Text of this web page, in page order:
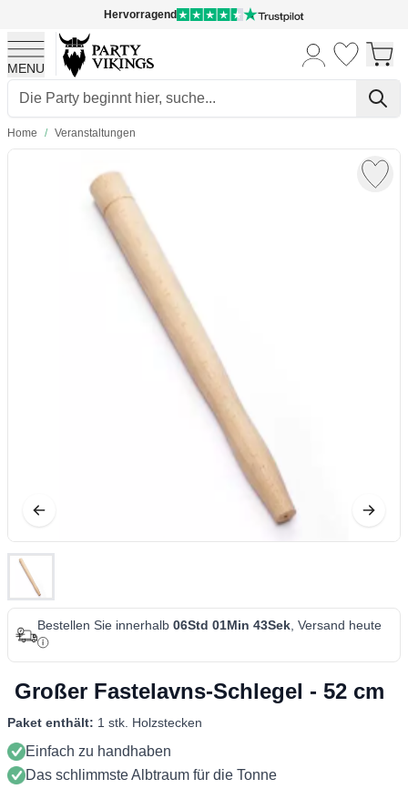
Hervorragend
MENU
Skip to Content
Home / Veranstaltungen
Bestellen Sie innerhalb 06Std 01Min 43Sek , Versand heute
Großer Fastelavns-Schlegel - 52 cm
Paket enthält: 1 stk. Holzstecken
Einfach zu handhaben
Das schlimmste Albtraum für die Tonne